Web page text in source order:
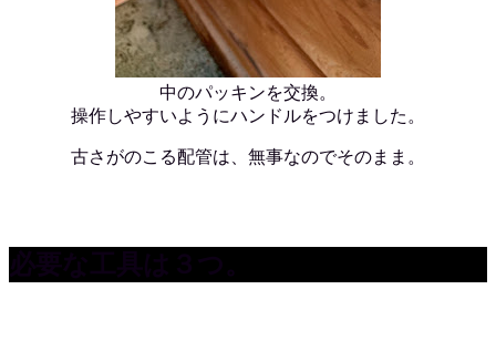
中のパッキンを交換。
操作しやすいようにハンドルをつけました。
古さがのこる配管は、無事なのでそのまま。